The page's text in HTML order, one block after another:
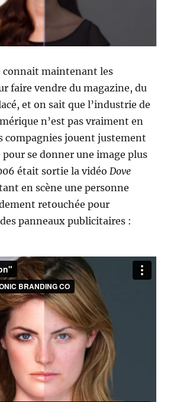
connait maintenant les
faire vendre du magazine, du
et on sait que l’industrie de
n’est pas vraiment en
compagnies jouent justement
se donner une image plus
était sortie la vidéo Dove
en scène une personne
retouchée pour
panneaux publicitaires :